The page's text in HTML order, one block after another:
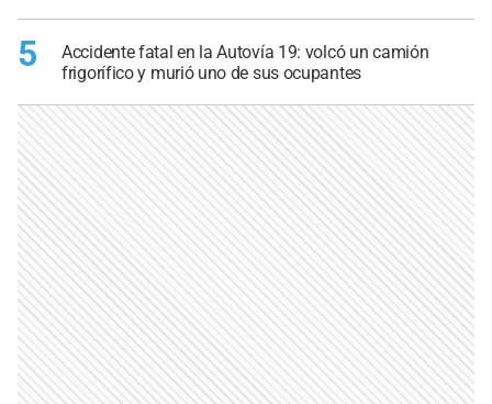
5
Accidente fatal en la Autovía 19: volcó un camión
frigorífico y murió uno de sus ocupantes